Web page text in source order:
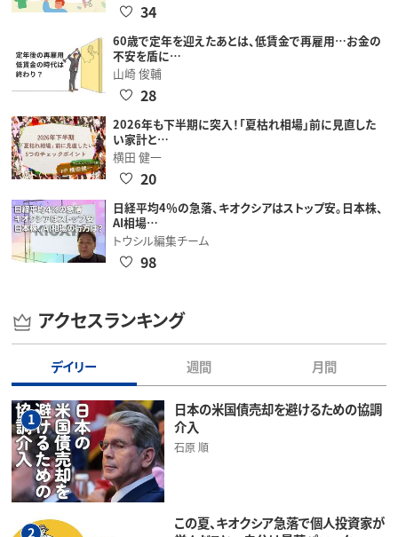
34
60歳で定年を迎えたあとは、低賃金で再雇用…お金の
不安を盾に…
山崎 俊輔
28
2026年も下半期に突入！「夏枯れ相場」前に見直した
い家計と…
横田 健一
20
日経平均4％の急落、キオクシアはストップ安。日本株、
AI相場…
トウシル編集チーム
98
アクセスランキング
デイリー 週間 月間
1
日本の米国債売却を避けるための協調
介入
石原 順
2
この夏、キオクシア急落で個人投資家が